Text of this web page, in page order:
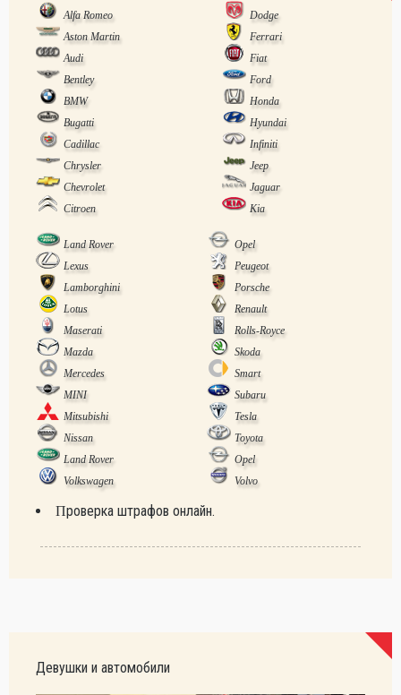
Alfa Romeo
Dodge
Aston Martin
Ferrari
Audi
Fiat
Bentley
Ford
BMW
Honda
Bugatti
Hyundai
Cadillac
Infiniti
Chrysler
Jeep
Chevrolet
Jaguar
Citroen
Kia
Land Rover
Opel
Lexus
Peugeot
Lamborghini
Porsche
Lotus
Renault
Maserati
Rolls-Royce
Mazda
Skoda
Mercedes
Smart
MINI
Subaru
Mitsubishi
Tesla
Nissan
Toyota
Land Rover
Opel
Volkswagen
Volvo
Проверка штрафов онлайн.
Девушки и автомобили